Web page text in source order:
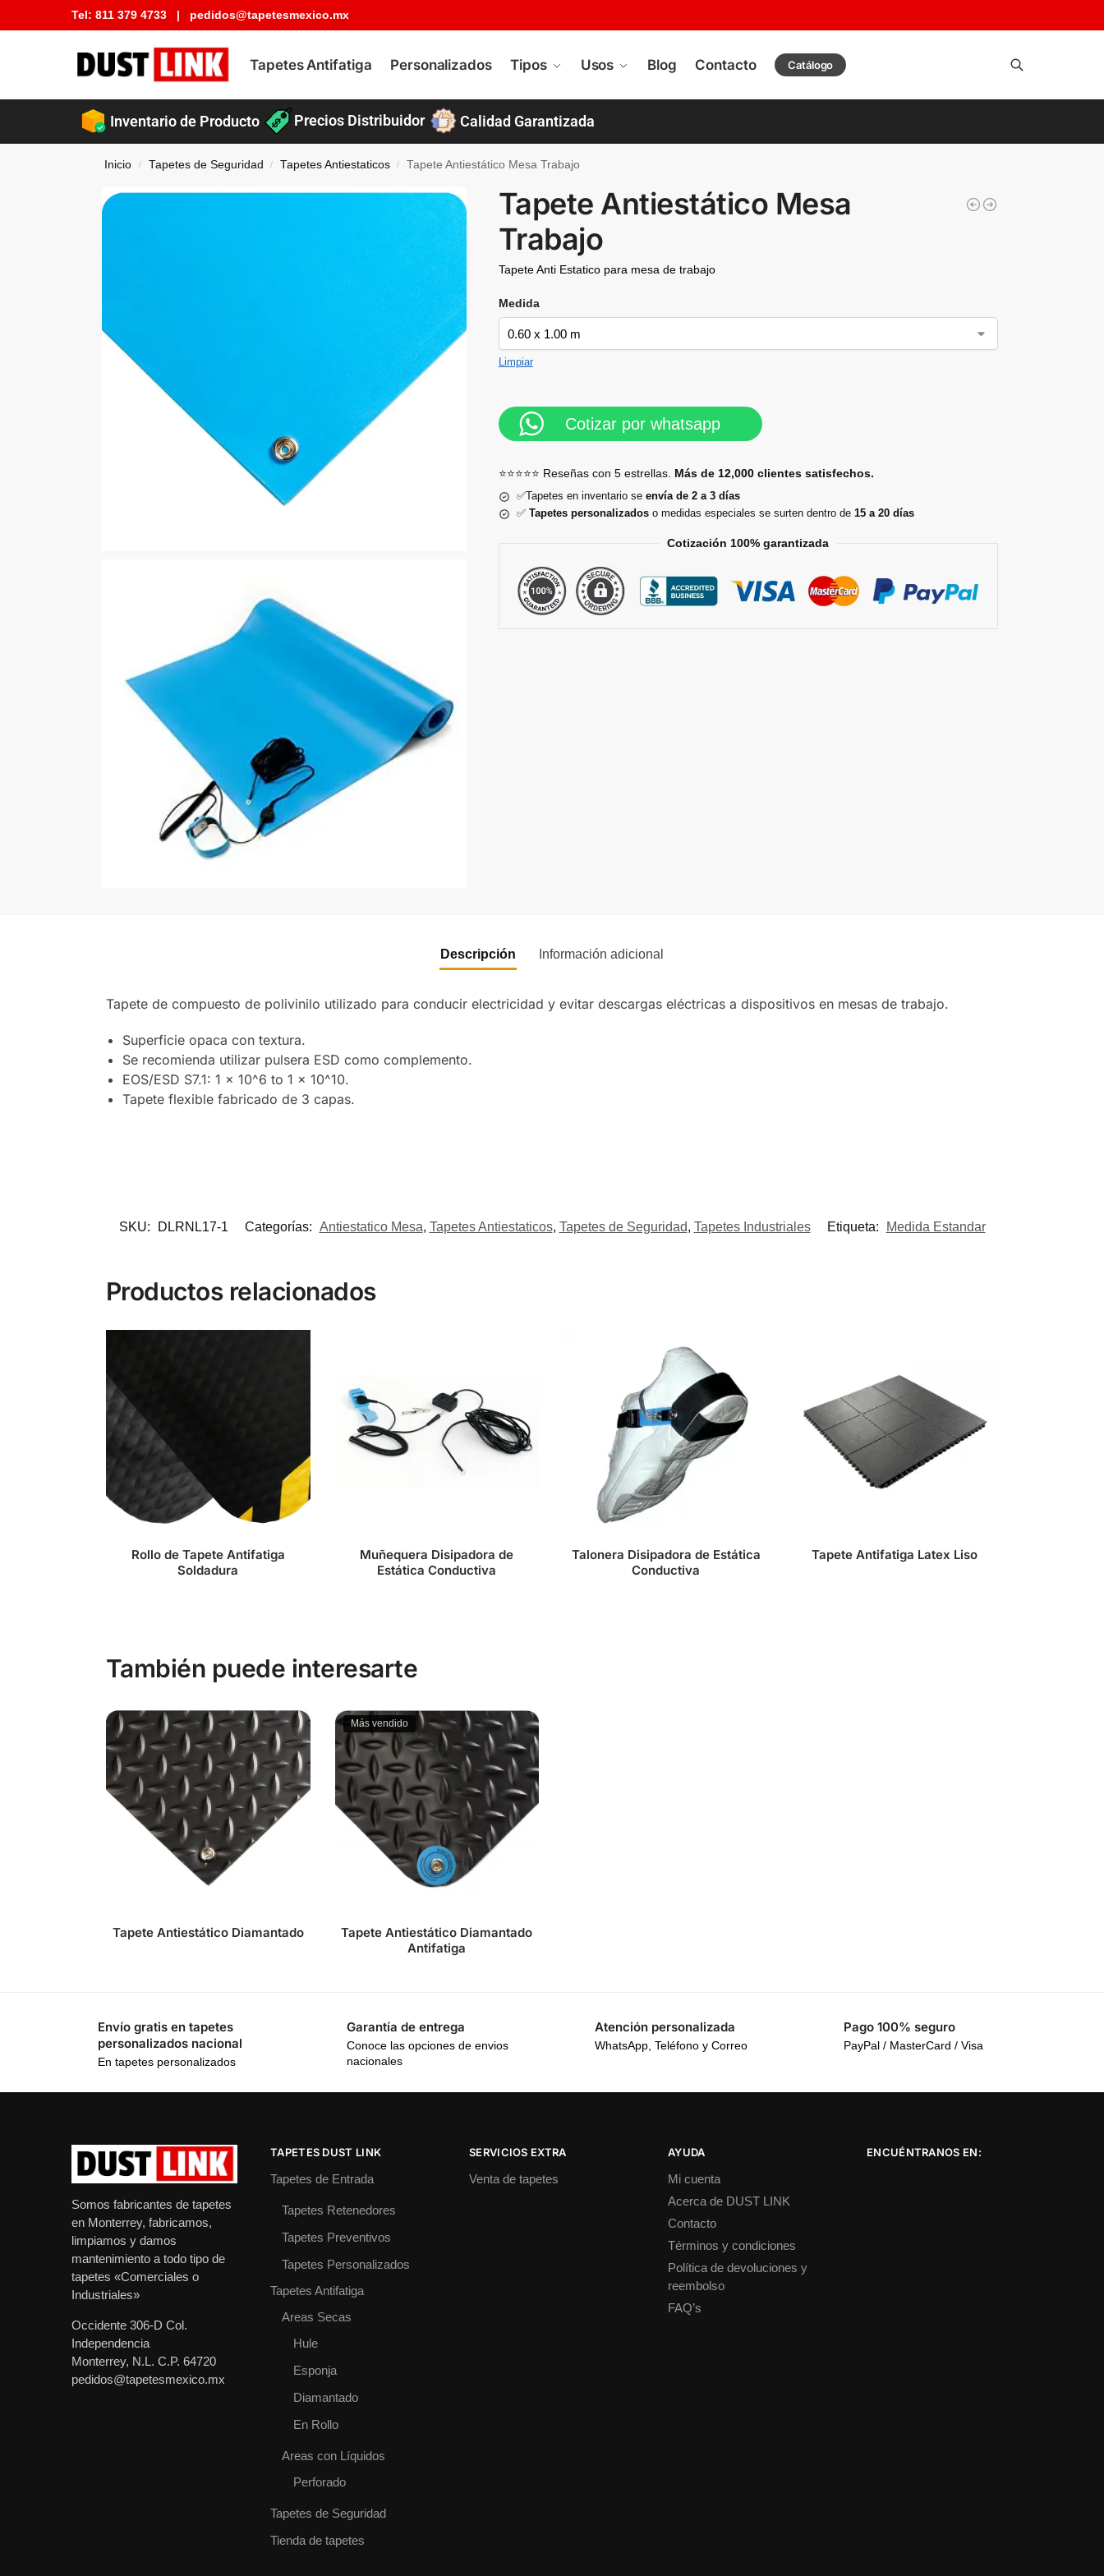
Tel: 811 379 4733 | pedidos@tapetesmexico.mx
Tapetes Antifatiga Personalizados Tipos Usos Blog Contacto Catálogo
Buscar tapete
Inventario de Producto Precios Distribuidor Calidad Garantizada
Inicio / Tapetes de Seguridad / Tapetes Antiestaticos / Tapete Antiestático Mesa Trabajo
Tapete Antiestático Mesa
Trabajo
Tapete Anti Estatico para mesa de trabajo
Medida
Limpiar
Cotizar por whatsapp
⭐⭐⭐⭐⭐ Reseñas con 5 estrellas. Más de 12,000 clientes satisfechos.
✅Tapetes en inventario se envía de 2 a 3 días
✅ Tapetes personalizadoso medidas especiales se surten dentro de 15 a 20 días
Cotización 100% garantizada
Descripción Información adicional
Tapete de compuesto de polivinilo utilizado para conducir electricidad y evitar descargas eléctricas a dispositivos en mesas de trabajo.
Superficie opaca con textura.
Se recomienda utilizar pulsera ESD como complemento.
EOS/ESD S7.1: 1 x 10^6 to 1 x 10^10.
Tapete flexible fabricado de 3 capas.
SKU: DLRNL17-1 Categorías: Antiestatico Mesa, Tapetes Antiestaticos, Tapetes de Seguridad, Tapetes Industriales Etiqueta: Medida Estandar
Productos relacionados
Rollo de Tapete Antifatiga
Soldadura
Muñequera Disipadora de
Estática Conductiva
Talonera Disipadora de Estática
Conductiva
Tapete Antifatiga Latex Liso
También puede interesarte
Tapete Antiestático Diamantado
Más vendido
Tapete Antiestático Diamantado
Antifatiga
Envío gratis en tapetes
personalizados nacional
En tapetes personalizados
Garantía de entrega
Conoce las opciones de envios
nacionales
Atención personalizada
WhatsApp, Teléfono y Correo
Pago 100% seguro
PayPal / MasterCard / Visa
Somos fabricantes de tapetes
en Monterrey, fabricamos,
limpiamos y damos
mantenimiento a todo tipo de
tapetes «Comerciales o
Industriales»
Occidente 306-D Col.
Independencia
Monterrey, N.L. C.P. 64720
pedidos@tapetesmexico.mx
TAPETES DUST LINK
Tapetes de Entrada
Tapetes Retenedores
Tapetes Preventivos
Tapetes Personalizados
Tapetes Antifatiga
Areas Secas
Hule
Esponja
Diamantado
En Rollo
Areas con Líquidos
Perforado
Tapetes de Seguridad
Tienda de tapetes
SERVICIOS EXTRA
Venta de tapetes
AYUDA
Mi cuenta
Acerca de DUST LINK
Contacto
Términos y condiciones
Política de devoluciones y
reembolso
FAQ’s
ENCUÉNTRANOS EN: